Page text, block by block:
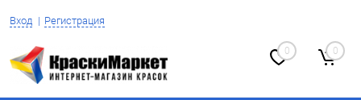
Вход Регистрация
0 0